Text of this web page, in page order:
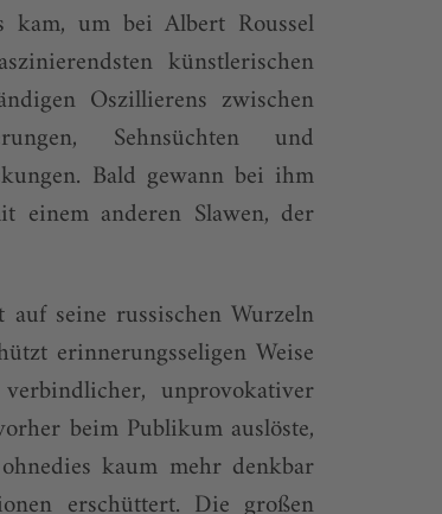
um bei Albert Roussel
künstlerischen
Oszillierens zwischen
Sehnsüchten und
Bald gewann bei ihm
einem anderen Slawen, der
seine russischen Wurzeln
erinnerungsseligen Weise
unprovokativer
beim Publikum auslöste,
kaum mehr denkbar
erschüttert. Die großen